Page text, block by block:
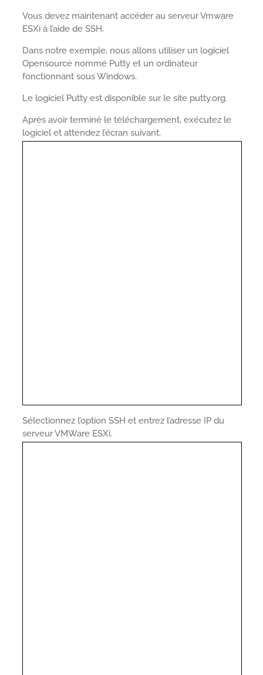
Vous devez maintenant accéder au serveur Vmware
ESXi à l’aide de SSH.
Dans notre exemple, nous allons utiliser un logiciel
Opensource nommé Putty et un ordinateur
fonctionnant sous Windows.
Le logiciel Putty est disponible sur le site putty.org.
Après avoir terminé le téléchargement, exécutez le
logiciel et attendez l’écran suivant.
Sélectionnez l’option SSH et entrez l’adresse IP du
serveur VMWare ESXi.